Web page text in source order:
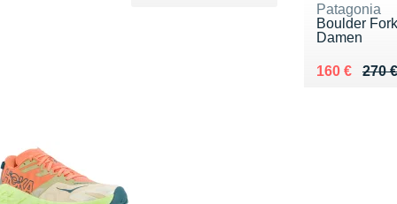
Patagonia
Boulder Fork
Damen
270 €
Au lieu de
160 €
Vendu 160 €